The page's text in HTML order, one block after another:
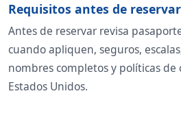
Requisitos antes de reservar
Antes de reservar revisa
cuando apliquen, seguros,
nombres completos y políticas de
Estados Unidos.